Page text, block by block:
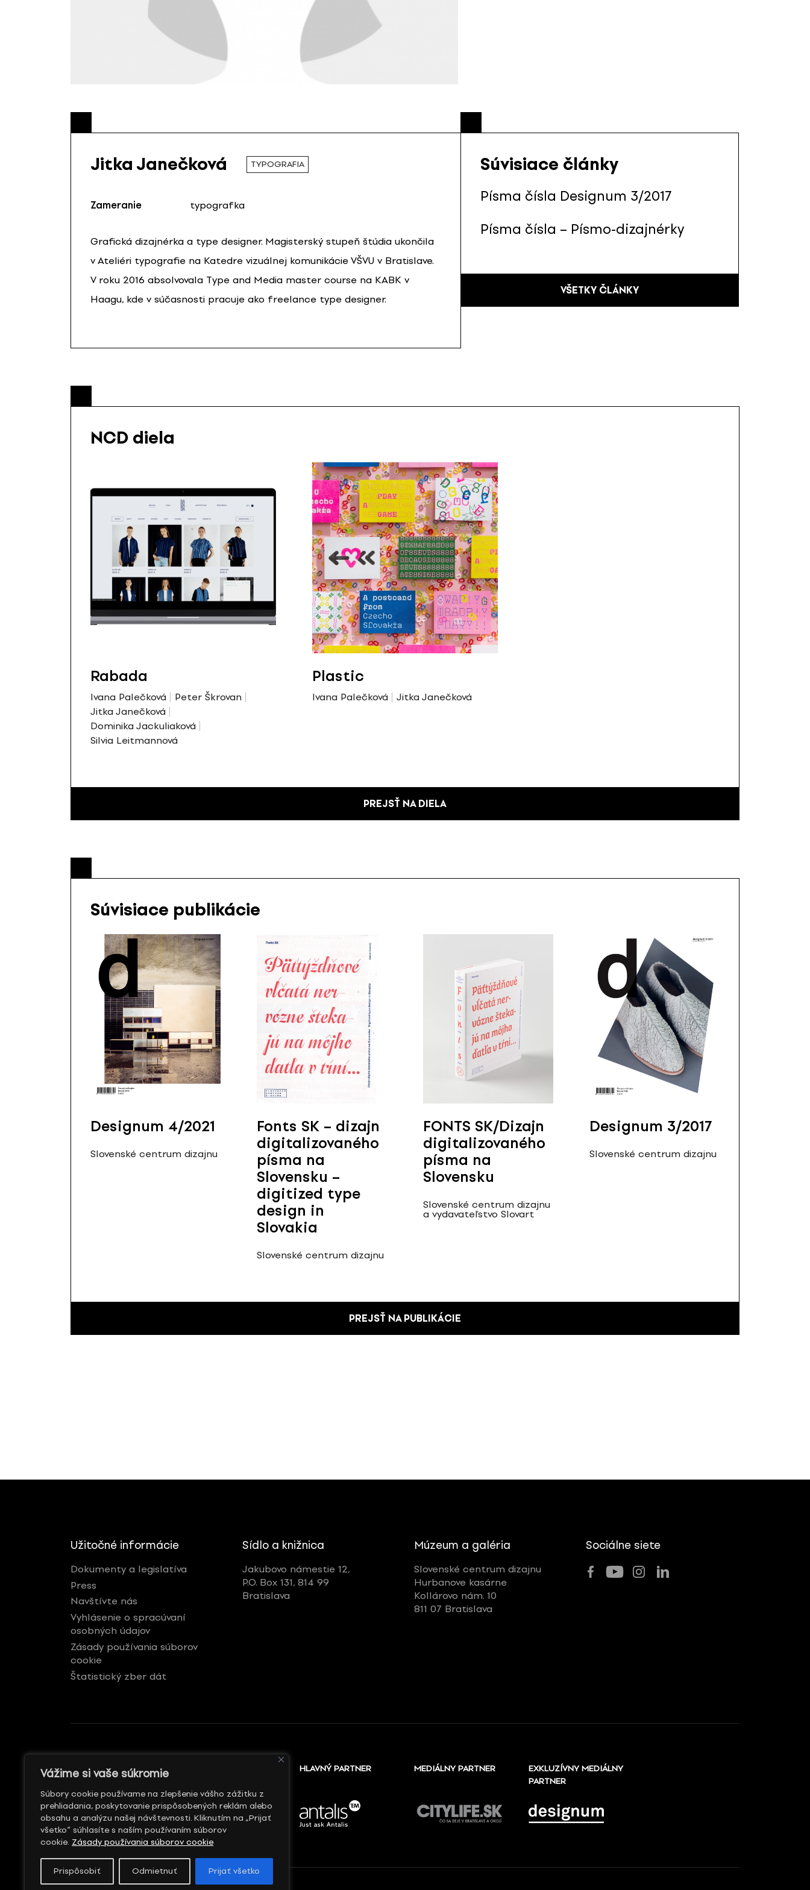
Vážime si vaše súkromie
Súbory cookie používame na zlepšenie vášho zážitku z
prehliadania, poskytovanie prispôsobených reklám alebo
obsahu a analýzu našej návštevnosti. Kliknutím na „Prijať
všetko“ súhlasíte s naším používaním súborov
cookie. Zásady používania súborov cookie
Prispôsobiť Odmietnuť Prijať všetko
Jitka Janečková TYPOGRAFIA
Zameranie typografka
Grafická dizajnérka a type designer. Magisterský stupeň štúdia ukončila
v Ateliéri typografie na Katedre vizuálnej komunikácie VŠVU v Bratislave.
V roku 2016 absolvovala Type and Media master course na KABK v
Haagu, kde v súčasnosti pracuje ako freelance type designer.
Súvisiace články
Písma čísla Designum 3/2017
Písma čísla – Písmo-dizajnérky
VŠETKY ČLÁNKY
NCD diela
Rabada
Ivana Palečková
Peter Škrovan
Jitka Janečková
Dominika Jackuliaková
Silvia Leitmannová
Plastic
Ivana Palečková Jitka Janečková
PREJSŤ NA DIELA
Súvisiace publikácie
Designum 4/2021
Slovenské centrum dizajnu
Fonts SK – dizajn
digitalizovaného
písma na
Slovensku –
digitized type
design in
Slovakia
Slovenské centrum dizajnu
FONTS SK/Dizajn
digitalizovaného
písma na
Slovensku
Slovenské centrum dizajnu
a vydavateľstvo Slovart
Designum 3/2017
Slovenské centrum dizajnu
PREJSŤ NA PUBLIKÁCIE
Užitočné informácie
Dokumenty a legislatíva
Press
Navštívte nás
Vyhlásenie o spracúvaní
osobných údajov
Zásady používania súborov
cookie
Štatistický zber dát
Sídlo a knižnica
Jakubovo námestie 12,
P.O. Box 131, 814 99
Bratislava
Múzeum a galéria
Slovenské centrum dizajnu
Hurbanove kasárne
Kollárovo nám. 10
811 07 Bratislava
Sociálne siete
GENERÁLNY REKLAMNÝ
HLAVNÝ PARTNER MEDIÁLNY PARTNER
EXKLUZÍVNY MEDIÁLNY
PARTNER